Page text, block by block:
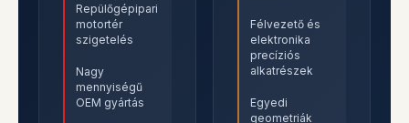
Repülőgépipari
motortér
szigetelés
Nagy
mennyiségű
OEM gyártás
Félvezető és
elektronika
precíziós
alkatrészek
Egyedi
geometriák